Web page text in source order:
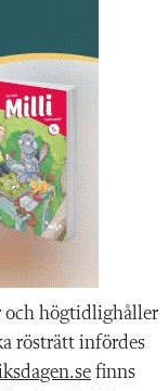
och högtidlighåller
rösträtt infördes
finns